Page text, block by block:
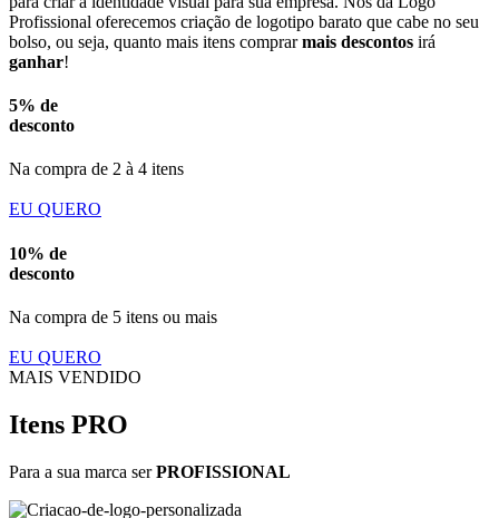
Profissional oferecemos criação de logotipo barato que cabe no seu
bolso, ou seja, quanto mais itens comprarmais descontos irá
ganhar!
5% de
desconto
Na compra de 2 à 4 itens
EU QUERO
10% de
desconto
Na compra de 5 itens ou mais
EU QUERO
MAIS VENDIDO
Itens PRO
Para a sua marca serPROFISSIONAL